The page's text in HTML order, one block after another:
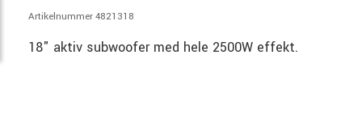
Artikelnummer 4821318
18" aktiv subwoofer med hele 2500W effekt.